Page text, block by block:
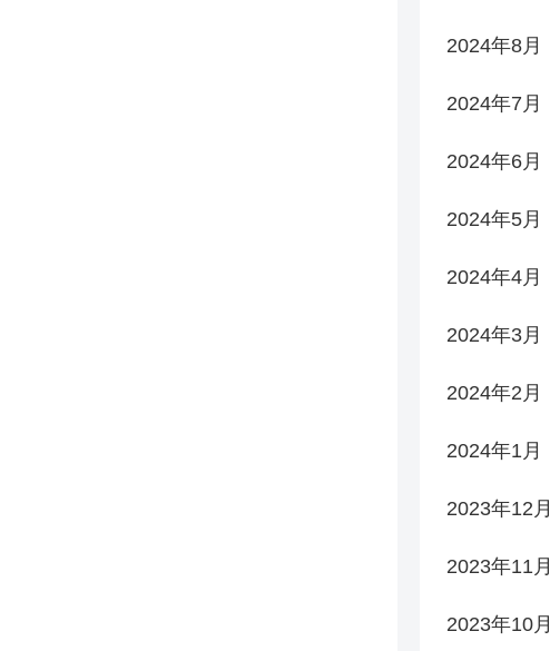
2024年8月
2024年7月
2024年6月
2024年5月
2024年4月
2024年3月
2024年2月
2024年1月
2023年12月
2023年11月
2023年10月